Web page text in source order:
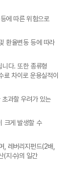
에 따른 위험으로
환율변동 등에 따라
다. 또한 종류형
료 차이로 운용실적이
과할 우려가 있는
크게 발생할 수
, 레버리지펀드(2배,
(지수)의 일간